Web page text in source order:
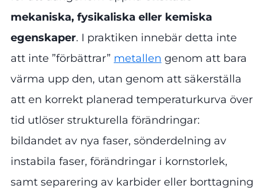
mekaniska, fysikaliska eller kemiska
egenskaper. I praktiken innebär detta inte
att inte ”förbättrar” metallen genom att bara
värma upp den, utan genom att säkerställa
att en korrekt planerad temperaturkurva över
tid utlöser strukturella förändringar:
bildandet av nya faser, sönderdelning av
instabila faser, förändringar i kornstorlek,
samt separering av karbider eller borttagning